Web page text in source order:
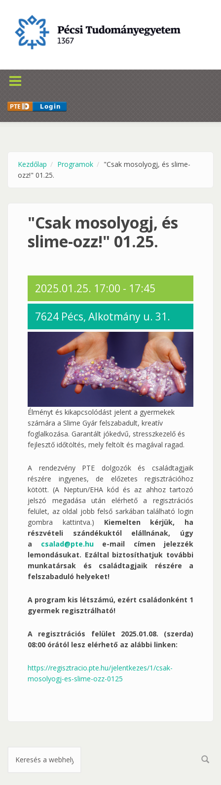
Kezdőlap Programok
"Csak mosolyogj, és slime-
ozz!" 01.25.
"Csak mosolyogj, és
slime-ozz!" 01.25.
2025.01.25. 17:00 - 17:45
7624 Pécs, Alkotmány u. 31.
Élményt és kikapcsolódást jelent a gyermekek
számára a Slime Gyár felszabadult, kreatív
foglalkozása. Garantált jókedvű, stresszkezelő és
fejlesztő időtöltés, mely feltölt és magával ragad.
A rendezvény PTE dolgozók és családtagjaik
részére ingyenes, de előzetes regisztrációhoz
kötött. (A Neptun/EHA kód és az ahhoz tartozó
jelszó megadása után elérhető a regisztrációs
felület, az oldal jobb felső sarkában található login
gombra kattintva.) Kiemelten kérjük, ha
részvételi szándékuktól elállnának, úgy
a csalad@pte.hue-mail címen jelezzék
lemondásukat. Ezáltal biztosíthatjuk további
munkatársak és családtagjaik részére a
felszabaduló helyeket!
A program kis létszámú, ezért családonként 1
gyermek regisztrálható!
A regisztrációs felület 2025.01.08. (szerda)
08:00 órától lesz elérhető az alábbi linken:
https://regisztracio.pte.hu/jelentkezes/1/csak-
mosolyogj-es-slime-ozz-0125
Keresés űrlap